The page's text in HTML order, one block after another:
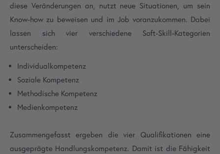
diese Veränderungen an, nutzt neue Situationen, um sein
Know-how zu beweisen und im Job voranzukommen. Dabei
lassen sich vier verschiedene Soft-Skill-Kategorien
unterscheiden:
Individualkompetenz
Soziale Kompetenz
Methodische Kompetenz
Medienkompetenz
Zusammengefasst ergeben die vier Qualifikationen eine
ausgeprägte Handlungskompetenz. Damit ist die Fähigkeit